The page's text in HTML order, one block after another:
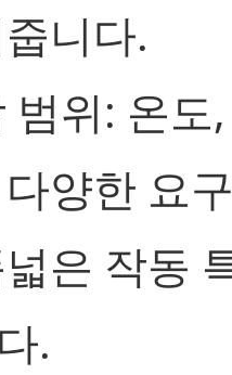
니다.
범위: 온도
양한 요
은 작동
.